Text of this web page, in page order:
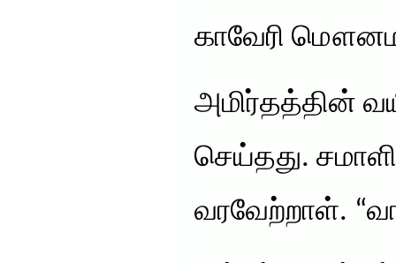
காவேரி
அமிர்தத்தின்
செய்தது.
வரவேற்றாள்.